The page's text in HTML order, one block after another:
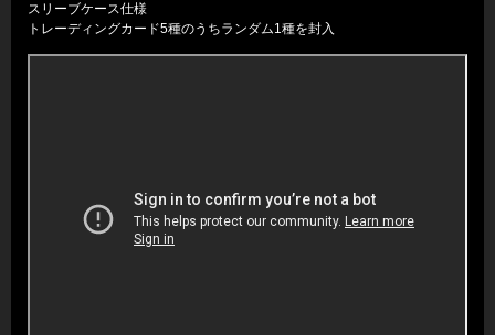
スリーブケース仕様
トレーディングカード5種のうちランダム1種を封入